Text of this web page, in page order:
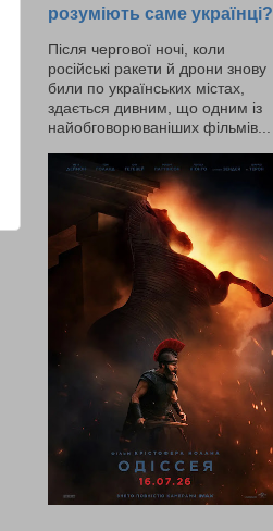
розуміють саме українці?
Після чергової ночі, коли
російські ракети й дрони знову
били по українських містах,
здається дивним, що одним із
найобговорюваніших фільмів...